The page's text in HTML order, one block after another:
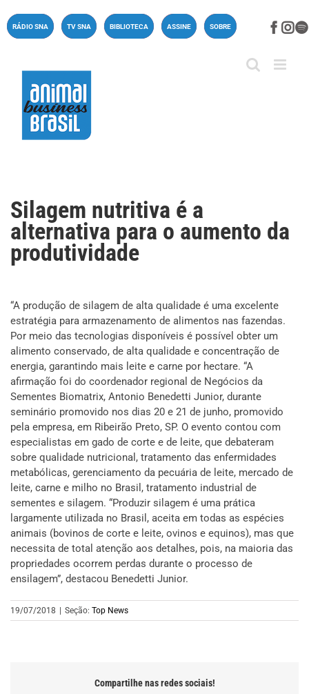
paraRÁDIO SNA TV SNA BIBLIOTECA ASSINE SOBRE
Silagem nutritiva é a
alternativa para o aumento da
produtividade
“A produção de silagem de alta qualidade é uma excelente
estratégia para armazenamento de alimentos nas fazendas.
Por meio das tecnologias disponíveis é possível obter um
alimento conservado, de alta qualidade e concentração de
energia, garantindo mais leite e carne por hectare. “A
afirmação foi do coordenador regional de Negócios da
Sementes Biomatrix, Antonio Benedetti Junior, durante
seminário promovido nos dias 20 e 21 de junho, promovido
pela empresa, em Ribeirão Preto, SP. O evento contou com
especialistas em gado de corte e de leite, que debateram
sobre qualidade nutricional, tratamento das enfermidades
metabólicas, gerenciamento da pecuária de leite, mercado de
leite, carne e milho no Brasil, tratamento industrial de
sementes e silagem. “Produzir silagem é uma prática
largamente utilizada no Brasil, aceita em todas as espécies
animais (bovinos de corte e leite, ovinos e equinos), mas que
necessita de total atenção aos detalhes, pois, na maioria das
propriedades ocorrem perdas durante o processo de
ensilagem”, destacou Benedetti Junior.
19/07/2018 Seção: Top News
Compartilhe nas redes sociais!